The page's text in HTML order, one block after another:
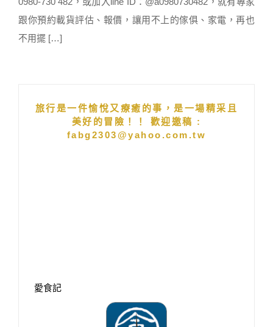
跟你預約載貨評估、報價，讓用不上的傢俱、家電，再也
不用擺 […]
旅行是一件愉悅又療癒的事，是一場精采且
美好的冒險！！ 歡迎邀稿 :
fabg2303@yahoo.com.tw
愛食記